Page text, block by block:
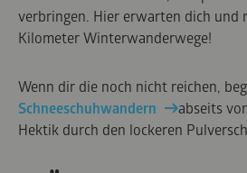
verbringen. Hier erwarten dich und
Kilometer Winterwanderwege!
Wenn dir die noch nicht reichen,
Schneeschuhwandern
abseits
Hektik durch den lockeren